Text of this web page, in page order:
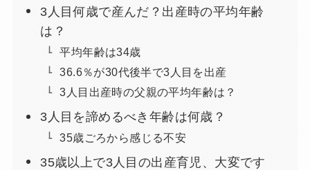
3人目何歳で産んだ？出産時の平均年齢
は？
平均年齢は34歳
36.6％が30代後半で3人目を出産
3人目出産時の父親の平均年齢は？
3人目を諦めるべき年齢は何歳？
35歳ごろから感じる不安
35歳以上で3人目の出産育児、大変です